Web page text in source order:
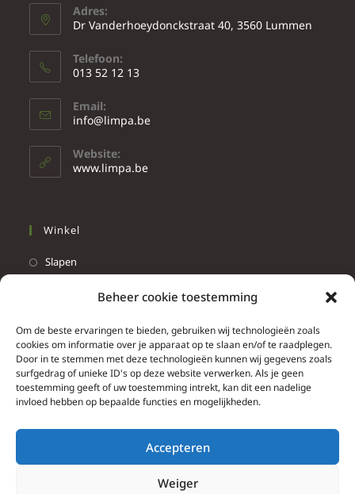
Beheer cookie toestemming
Om de beste ervaringen te bieden, gebruiken wij technologieën zoals
cookies om informatie over je apparaat op te slaan en/of te raadplegen.
Door in te stemmen met deze technologieën kunnen wij gegevens zoals
surfgedrag of unieke ID's op deze website verwerken. Als je geen
toestemming geeft of uw toestemming intrekt, kan dit een nadelige
invloed hebben op bepaalde functies en mogelijkheden.
Accepteren
Weiger
Adres:
Dr Vanderhoeydonckstraat 40, 3560 Lummen
Telefoon:
013 52 12 13
Email:
info@limpa.be
Website:
www.limpa.be
Winkel
Slapen
Info
Contacteer ons
Algemene & bijzondere voorwaarden
Brief herroepingsrecht